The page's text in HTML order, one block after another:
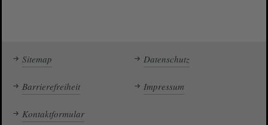
Sitemap Datenschutz
Barrierefreiheit Impressum
Kontaktformular